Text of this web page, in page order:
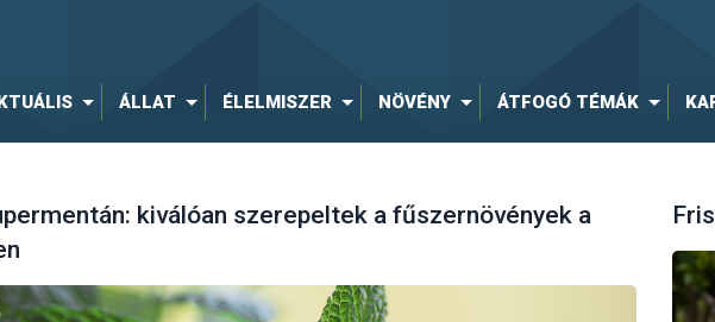
ÁLLAT ÉLELMISZER NÖVÉNY ÁTFOGÓ TÉMÁK
kiválóan szerepeltek a fűszernövények a